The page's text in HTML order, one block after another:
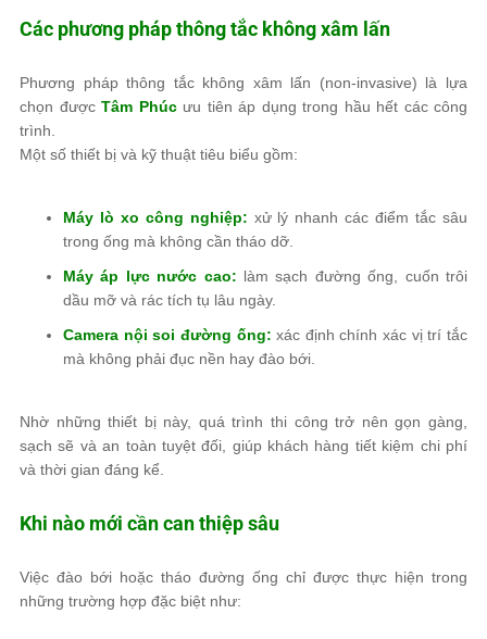
Các phương pháp thông tắc không xâm lấn
Phương pháp thông tắc không xâm lấn (non-invasive) là lựa
chọn được Tâm Phúcưu tiên áp dụng trong hầu hết các công
trình.
Một số thiết bị và kỹ thuật tiêu biểu gồm:
Máy lò xo công nghiệp: xử lý nhanh các điểm tắc sâu
trong ống mà không cần tháo dỡ.
Máy áp lực nước cao: làm sạch đường ống, cuốn trôi
dầu mỡ và rác tích tụ lâu ngày.
Camera nội soi đường ống: xác định chính xác vị trí tắc
mà không phải đục nền hay đào bới.
Nhờ những thiết bị này, quá trình thi công trở nên gọn gàng,
sạch sẽ và an toàn tuyệt đối, giúp khách hàng tiết kiệm chi phí
và thời gian đáng kể.
Khi nào mới cần can thiệp sâu
Việc đào bới hoặc tháo đường ống chỉ được thực hiện trong
những trường hợp đặc biệt như: